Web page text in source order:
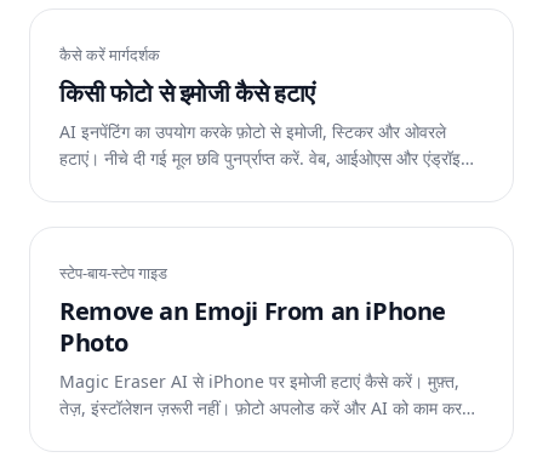
कैसे करें मार्गदर्शक
किसी फोटो से इमोजी कैसे हटाएं
AI इनपेंटिंग का उपयोग करके फ़ोटो से इमोजी, स्टिकर और ओवरले
हटाएं। नीचे दी गई मूल छवि पुनर्प्राप्त करें. वेब, आईओएस और एंड्रॉइड
स्टेप-बाय-स्टेप गाइड
Remove an Emoji From an iPhone
Photo
Magic Eraser AI से iPhone पर इमोजी हटाएं कैसे करें। मुफ़्त,
तेज़, इंस्टॉलेशन ज़रूरी नहीं। फ़ोटो अपलोड करें और AI को काम करने